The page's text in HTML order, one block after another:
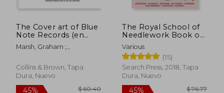
The Cover art of Blue
Note Records (en
Inglés)
Marsh, Graham ;
Collins & Brown, Tapa
Dura, Nuevo
The Royal School of
Needlework Book of
Embroidery: A Guide
to Essential Stitches,
Techniques and
Projects (en Inglés)
Various
(15)
Search Press, 2018, Tapa
Dura, Nuevo